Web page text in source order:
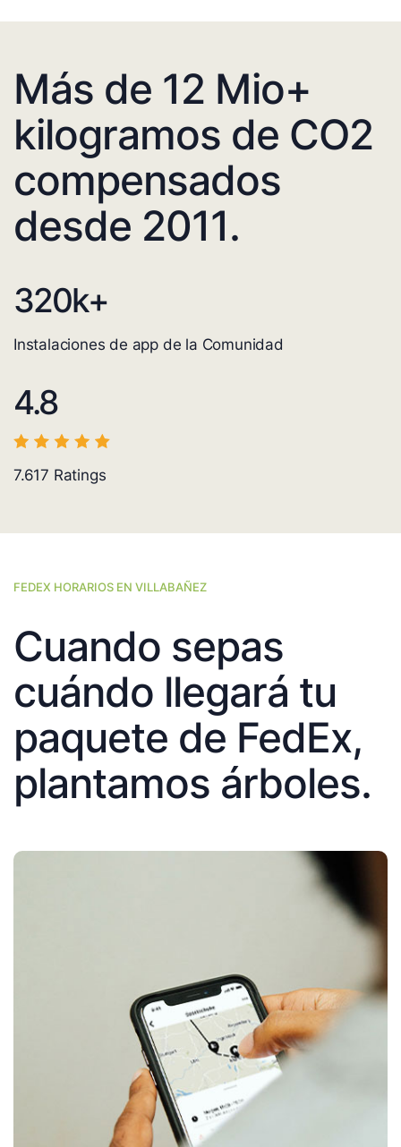
Más de 12 Mio+
kilogramos de CO2
compensados
desde 2011.
320k+
Instalaciones de app de la Comunidad
4.8
7.617 Ratings
FEDEX HORARIOS EN VILLABAÑEZ
Cuando sepas
cuándo llegará tu
paquete de FedEx,
plantamos árboles.